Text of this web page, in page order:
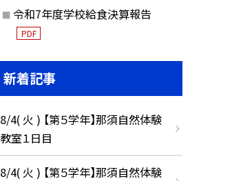
令和7年度学校給食決算報告
PDF
新着記事
8/4( 火 ) 【第５学年】那須自然体験
教室１日目
8/4( 火 ) 【第５学年】那須自然体験